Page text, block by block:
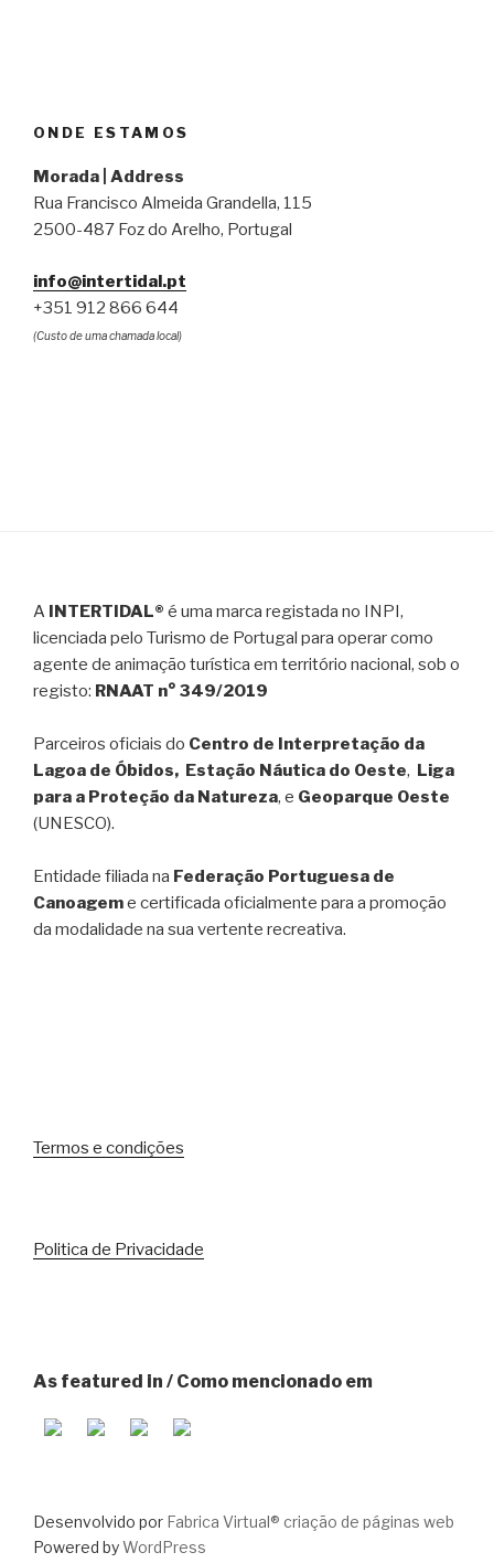
ONDE ESTAMOS
Morada | Address
Rua Francisco Almeida Grandella, 115
2500-487 Foz do Arelho, Portugal
info@intertidal.pt
+351 912 866 644
(Custo de uma chamada local)
A INTERTIDAL® é uma marca registada no INPI,
licenciada pelo Turismo de Portugal para operar como
agente de animação turística em território nacional, sob o
registo: RNAAT n° 349/2019
Parceiros oficiais do Centro de Interpretação da
Lagoa de Óbidos, Estação Náutica do Oeste, Liga
para a Proteção da Natureza, e Geoparque Oeste
(UNESCO).
Entidade filiada na Federação Portuguesa de
Canoageme certificada oficialmente para a promoção
da modalidade na sua vertente recreativa.
Termos e condições
Politica de Privacidade
As featured in / Como mencionado em
Desenvolvido por Fabrica Virtual® criação de páginas web
Powered byWordPress